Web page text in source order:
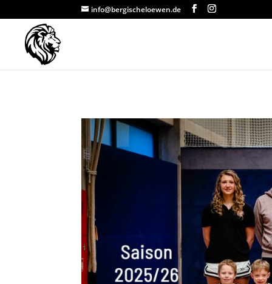
info@bergischeloewen.de